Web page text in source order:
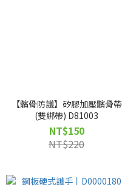
【髕骨防護】矽膠加壓髕骨帶
(雙綁帶) D81003
NT$150
NT$220